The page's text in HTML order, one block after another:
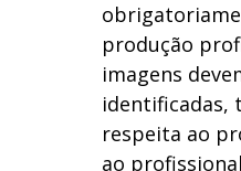
produção
imagens
identificadas,
respeita ao
ao